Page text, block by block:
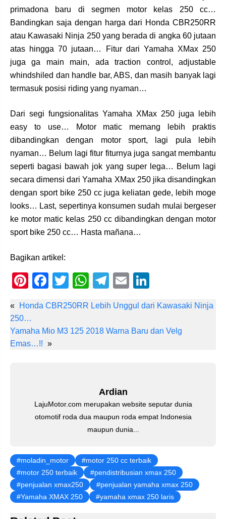
primadona baru di segmen motor kelas 250 cc…
Bandingkan saja dengan harga dari Honda CBR250RR
atau Kawasaki Ninja 250 yang berada di angka 60 jutaan
atas hingga 70 jutaan… Fitur dari Yamaha XMax 250
juga ga main main, ada traction control, adjustable
whindshiled dan handle bar, ABS, dan masih banyak lagi
termasuk posisi riding yang nyaman…
Dari segi fungsionalitas Yamaha XMax 250 juga lebih
easy to use… Motor matic memang lebih praktis
dibandingkan dengan motor sport, lagi pula lebih
nyaman… Belum lagi fitur fiturnya juga sangat membantu
seperti bagasi bawah jok yang super lega… Belum lagi
secara dimensi dari Yamaha XMax 250 jika disandingkan
dengan sport bike 250 cc juga keliatan gede, lebih moge
looks… Last, sepertinya konsumen sudah mulai bergeser
ke motor matic kelas 250 cc dibandingkan dengan motor
sport bike 250 cc… Hasta mañana…
Bagikan artikel:
Pi
er
e
st
F
c
e
b
T
tt
er
W
at
s
T
e
gr
E
ail k
e
«
Honda CBR250RR Lebih Unggul dari Kawasaki Ninja
250…
Yamaha Mio M3 125 2018 Warna Baru dan Velg
Emas…!! »
Ardian
LajuMotor.com merupakan website seputar dunia
otomotif roda dua maupun roda empat Indonesia
maupun dunia...
moladin_motor
motor 250 cc terbaik
motor 250 terbaik
pendistribusian xmax 250
penjualan xmax250
penjualan yamaha xmax 250
Yamaha XMAX 250
yamaha xmax 250 laris